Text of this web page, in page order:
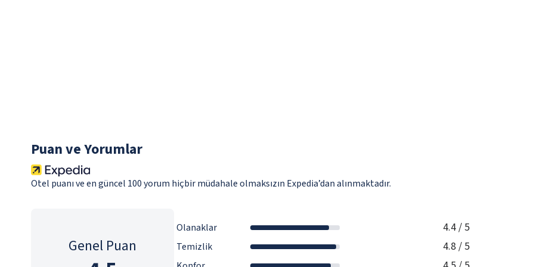
Puan ve Yorumlar
Otel puanı ve en güncel 100 yorum hiçbir müdahale olmaksızın Expedia’dan alınmaktadır.
Genel Puan
Olanaklar 4.4/ 5
Temizlik 4.8/ 5